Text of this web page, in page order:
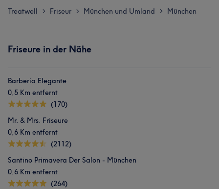
Treatwell > Friseur > München und Umland > München
Friseure in der Nähe
Barberia Elegante
0,5 Km entfernt
(170)
Mr. & Mrs. Friseure
0,6 Km entfernt
(2112)
Santino Primavera Der Salon - München
0,6 Km entfernt
(264)